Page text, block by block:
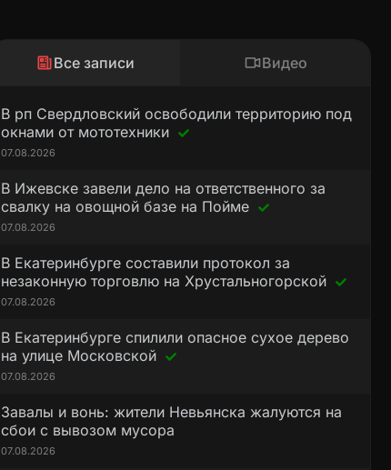
Все записи Видео
В рп Свердловский освободили территорию под
окнами от мототехники
07.08.2026
В Ижевске завели дело на ответственного за
свалку на овощной базе на Пойме
07.08.2026
В Екатеринбурге составили протокол за
незаконную торговлю на Хрустальногорской
07.08.2026
В Екатеринбурге спилили опасное сухое дерево
на улице Московской
07.08.2026
Завалы и вонь: жители Невьянска жалуются на
сбои с вывозом мусора
07.08.2026